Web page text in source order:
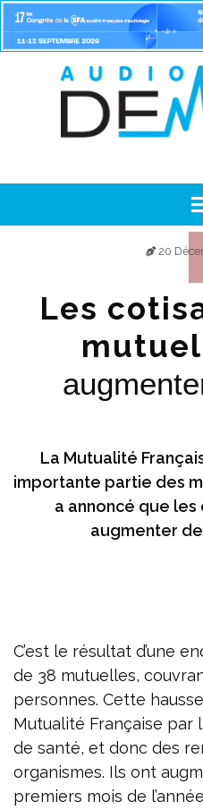
20
Les
La Mutualité
importante partie des
a annoncé que
augmenter de
C’est le résultat d’une
de 38 mutuelles,
personnes. Cette
Mutualité Française par
de santé, et donc des
organismes. Ils ont
premiers mois de